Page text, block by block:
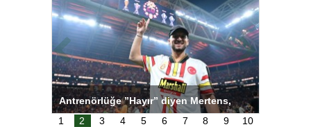
Antrenörlüğe ”Hayır” diyen Mertens,
Galatasaray’dan bakın ne istedi
1
2 3 4 5 6 7 8 9 10